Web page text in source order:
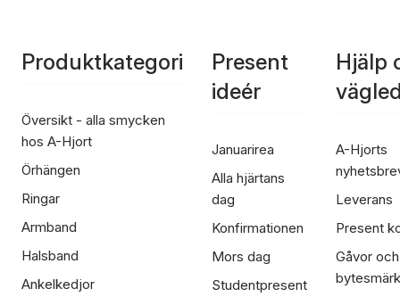
Produktkategori
Översikt - alla smycken
hos A-Hjort
Örhängen
Ringar
Armband
Halsband
Ankelkedjor
Present
ideér
Januarirea
Alla hjärtans
dag
Konfirmationen
Mors dag
Studentpresent
Hjälp
A-Hjorts
Leverans
Present
Gåvor och